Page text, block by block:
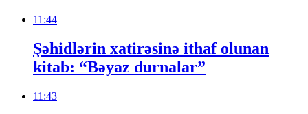
11:44
Şəhidlərin xatirəsinə ithaf olunan
kitab: “Bəyaz durnalar”
11:43